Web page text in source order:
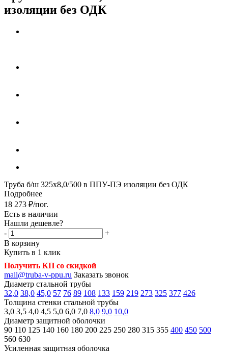
изоляции без ОДК
Труба б/ш 325х8,0/500 в ППУ-ПЭ изоляции без ОДК
Подробнее
18 273 ₽/пог.
Есть в наличии
Нашли дешевле?
-
+
В корзину
Купить в 1 клик
Получить КП со скидкой
mail@truba-v-ppu.ru Заказать звонок
Диаметр стальной трубы
32,0 38,0 45,0 57 76 89 108 133 159 219 273 325 377 426
Толщина стенки стальной трубы
3,0 3,5 4,0 4,5 5,0 6,0 7,0 8,0 9,0 10,0
Диаметр защитной оболочки
90 110 125 140 160 180 200 225 250 280 315 355 400 450 500
560 630
Усиленная защитная оболочка